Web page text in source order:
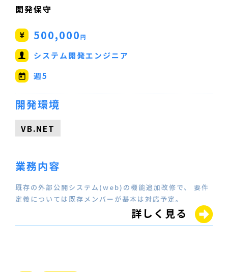
開発保守
500,000円
システム開発エンジニア
週5
開発環境
VB.NET
業務内容
既存の外部公開システム(web)の機能追加改修で、 要件
定義については既存メンバーが基本は対応予定。
詳しく見る